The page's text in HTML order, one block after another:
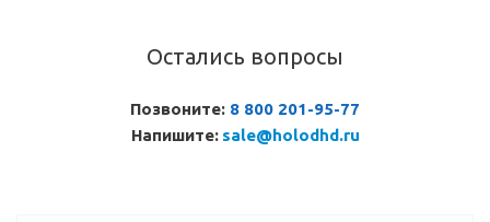
Остались вопросы
Позвоните: 8 800 201-95-77
Напишите: sale@holodhd.ru